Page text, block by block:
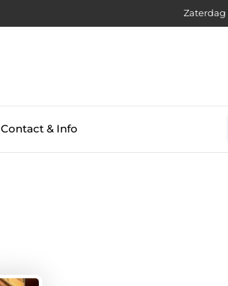
Zaterdag
Contact & Info